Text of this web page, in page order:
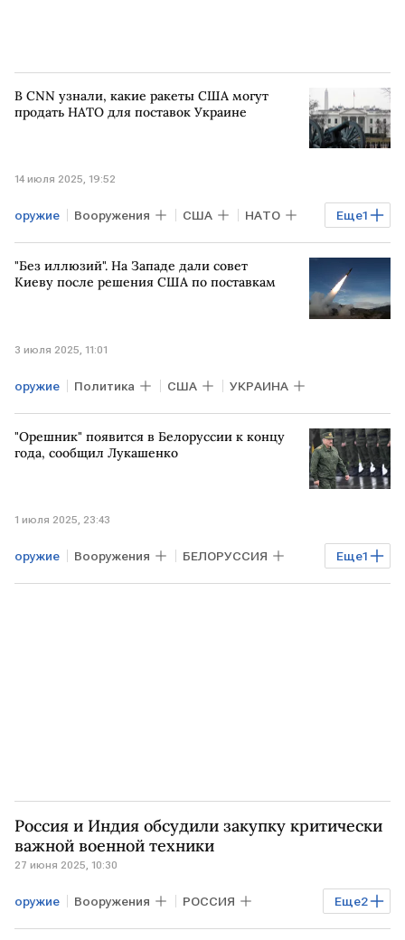
В CNN узнали, какие ракеты США могут
продать НАТО для поставок Украине
14 июля 2025, 19:52
Еще1
оружие Вооружения США НАТО
военная помощь Украине
"Без иллюзий". На Западе дали совет
Киеву после решения США по поставкам
3 июля 2025, 11:01
оружие Политика США УКРАИНА
"Орешник" появится в Белоруссии к концу
года, сообщил Лукашенко
1 июля 2025, 23:43
Еще1
оружие Вооружения БЕЛОРУССИЯ
Александр Лукашенко
Россия и Индия обсудили закупку критически
важной военной техники
27 июня 2025, 10:30
Еще2
оружие Вооружения РОССИЯ
ИНДИЯ вооружение